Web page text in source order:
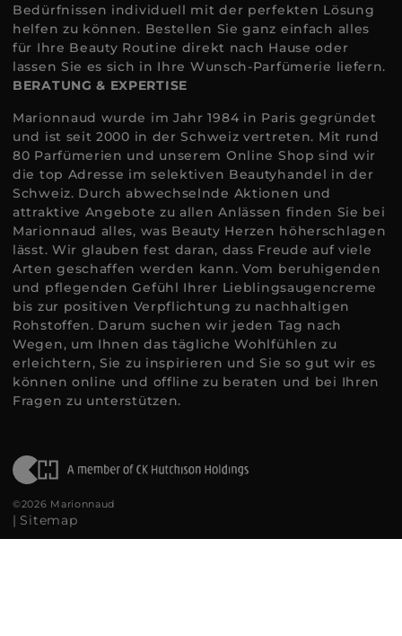
Bedürfnissen individuell mit der perfekten Lösung
helfen zu können. Bestellen Sie ganz einfach alles
für Ihre Beauty Routine direkt nach Hause oder
lassen Sie es sich in Ihre Wunsch-Parfümerie liefern.
BERATUNG & EXPERTISE
Marionnaud wurde im Jahr 1984 in Paris gegründet
und ist seit 2000 in der Schweiz vertreten. Mit rund
80 Parfümerien und unserem Online Shop sind wir
die top Adresse im selektiven Beautyhandel in der
Schweiz. Durch abwechselnde Aktionen und
attraktive Angebote zu allen Anlässen finden Sie bei
Marionnaud alles, was Beauty Herzen höherschlagen
lässt. Wir glauben fest daran, dass Freude auf viele
Arten geschaffen werden kann. Vom beruhigenden
und pflegenden Gefühl Ihrer Lieblingsaugencreme
bis zur positiven Verpflichtung zu nachhaltigen
Rohstoffen. Darum suchen wir jeden Tag nach
Wegen, um Ihnen das tägliche Wohlfühlen zu
erleichtern, Sie zu inspirieren und Sie so gut wir es
können online und offline zu beraten und bei Ihren
Fragen zu unterstützen.
©2026 Marionnaud
| Sitemap